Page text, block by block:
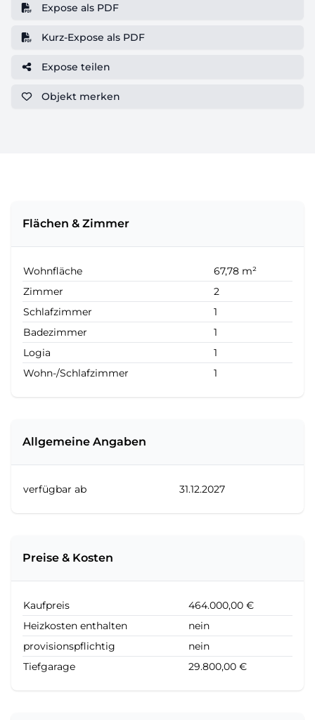
Expose als PDF
Kurz-Expose als PDF
Expose teilen
Objekt merken
Flächen & Zimmer
Wohnfläche
67,78 m²
Zimmer
2
Schlafzimmer
1
Badezimmer
1
Logia
1
Wohn-/Schlafzimmer
1
Allgemeine Angaben
verfügbar ab 31.12.2027
Preise & Kosten
Kaufpreis
464.000,00 €
Heizkosten enthalten
nein
provisionspflichtig
nein
Tiefgarage
29.800,00 €